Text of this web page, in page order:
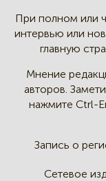
При полном или
интервью или
главную
Мнение
авторов.
нажмите Ctrl-
Запись о
Сетевое